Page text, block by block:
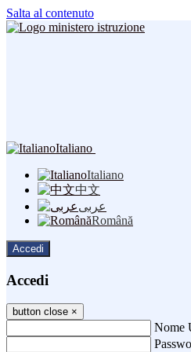
Salta al contenuto
Italiano
Italiano
中文
عربى
Română
Accedi
Accedi
button close ×
Nome